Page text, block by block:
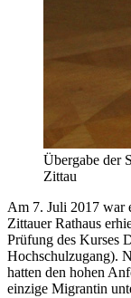
Übergabe der
Zittau
Am 7. Juli 2017 war
Zittauer Rathaus
Prüfung des Kurses
Hochschulzugang).
hatten den hohen
einzige Migrantin